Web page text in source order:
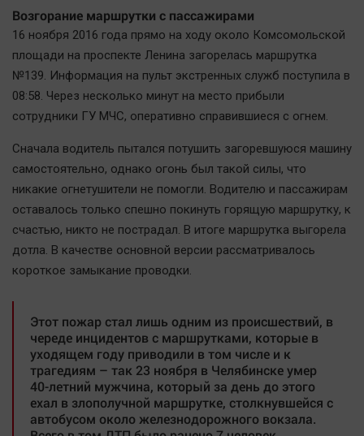
Возгорание маршрутки с пассажирами
16 ноября 2016 года прямо на ходу около Комсомольской
площади на проспекте Ленина загорелась маршрутка
№139. Информация на пульт экстренных служб поступила в
08:58. Через несколько минут на место прибыли
сотрудники ГУ МЧС, оперативно справившиеся с огнем.
Сначала водитель пытался потушить загоревшуюся машину
самостоятельно, однако огонь был такой силы, что
никакие огнетушители не помогли. Водителю и пассажирам
оставалось только спешно покинуть горящую маршрутку, к
счастью, никто не пострадал. В итоге маршрутка выгорела
дотла. В качестве основной версии рассматривалось
короткое замыкание проводки.
Этот пожар стал лишь одним из происшествий, в
череде инцидентов с маршрутками, которые в
уходящем году приводили в том числе и к
трагедиям – так 23 ноября в Челябинске умер
40-летний мужчина, который за день до этого
ехал в злополучной маршрутке, столкнувшейся с
автобусом около железнодорожного вокзала.